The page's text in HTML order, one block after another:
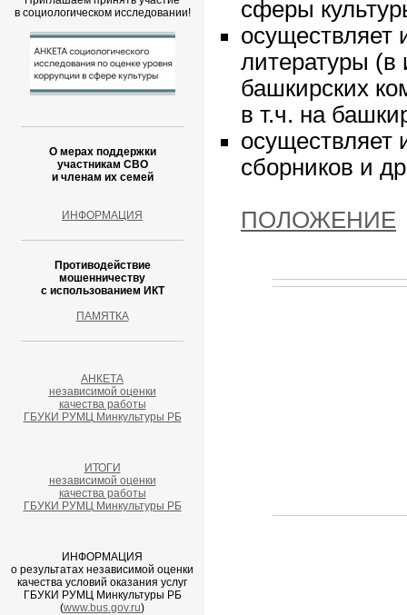
в социологическом исследовании!
О мерах поддержки
участникам СВО
и членам их семей
ИНФОРМАЦИЯ
Противодействие
мошенничеству
с использованием ИКТ
ПАМЯТКА
АНКЕТА
независимой оценки
качества работы
ГБУКИ РУМЦ Минкультуры РБ
ИТОГИ
независимой оценки
качества работы
ГБУКИ РУМЦ Минкультуры РБ
ИНФОРМАЦИЯ
о результатах независимой оценки
качества условий оказания услуг
ГБУКИ РУМЦ Минкультуры РБ
(www.bus.gov.ru)
сферы
осуществляет
литературы (в
башкирских
в т.ч. на
осуществляет
сборников и
ПОЛОЖЕНИЕ